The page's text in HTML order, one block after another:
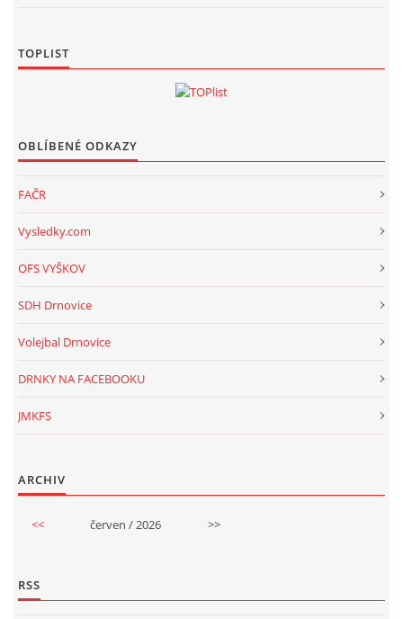
TOPLIST
OBLÍBENÉ ODKAZY
FAČR
Vysledky.com
OFS VYŠKOV
SDH Drnovice
Volejbal Drnovice
DRNKY NA FACEBOOKU
JMKFS
ARCHIV
<< červen / 2026 >>
RSS